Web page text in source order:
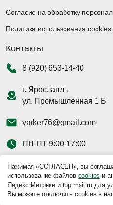
Нажимая «СОГЛАСЕН», вы
использование файлов cookies и
Яндекс.Метрики и top.mail.ru для
Вы можете отключить cookies в
Согласие на обработку
Политика использования cookies
Контакты
8 (920) 653-14-40
г. Ярославль
ул. Промышленная 1 Б
yarker76@gmail.com
ПН-ПТ 9:00-17:00
Наш магазин на